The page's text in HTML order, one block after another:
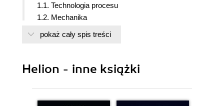
1.1. Technologia procesu
1.2. Mechanika
1.3. Elektryka
1.4. Programowanie PLC
1.6. Wizualizacja procesu - systemy SCADA
1.7. Integracja układów automatyki - urządzenia
przemysłowe
1.8. Integracja układów automatyki - systemy
pokaż cały spis treści
Helion - inne książki